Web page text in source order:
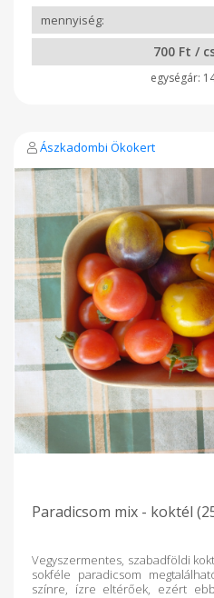
zölden, lesz piros változatban
nem fogadnék. De ki tudja.
lett az első fecske paprika
amelyet palántaként is700 Ft /
Ászkadombi Ökokert
Paradicsom mix - koktél
Vegyszermentes, szabadföldi
sokféle paradicsom
színre, ízre eltérőek, ezért